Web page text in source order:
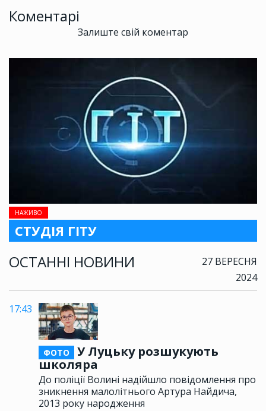
НАЖИВО
СТУДІЯ ГІТУ
ОСТАННІ НОВИНИ
27 ВЕРЕСНЯ
2024
17:43
ФОТО
У Луцьку розшукують
школяра
До поліції Волині надійшло повідомлення про
зникнення малолітнього Артура Найдича,
2013 року народження
Коментарі
Залиште свій коментар